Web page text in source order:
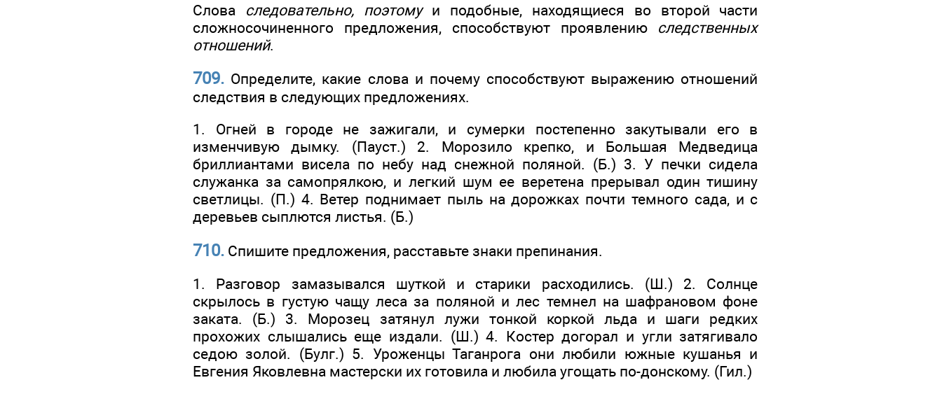
Слова следовательно, поэтомуи подобные, находящиеся во второй части
сложносочиненного предложения, способствуют проявлению следственных
отношений.
709. Определите, какие слова и почему способствуют выражению отношений
следствия в следующих предложениях.
1. Огней в городе не зажигали, и сумерки постепенно закутывали его в
изменчивую дымку. (Пауст.) 2. Морозило крепко, и Большая Медведица
бриллиантами висела по небу над снежной поляной. (Б.) 3. У печки сидела
служанка за самопрялкою, и легкий шум ее веретена прерывал один тишину
светлицы. (П.) 4. Ветер поднимает пыль на дорожках почти темного сада, и с
деревьев сыплются листья. (Б.)
710. Спишите предложения, расставьте знаки препинания.
1. Разговор замазывался шуткой и старики расходились. (Ш.) 2. Солнце
скрылось в густую чащу леса за поляной и лес темнел на шафрановом фоне
заката. (Б.) 3. Морозец затянул лужи тонкой коркой льда и шаги редких
прохожих слышались еще издали. (Ш.) 4. Костер догорал и угли затягивало
седою золой. (Булг.) 5. Уроженцы Таганрога они любили южные кушанья и
Евгения Яковлевна мастерски их готовила и любила угощать по-донскому. (Гил.)